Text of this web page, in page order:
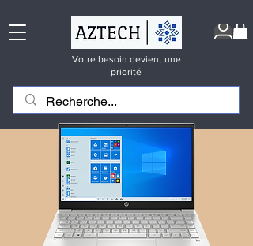
Votre besoin devient une
priorité